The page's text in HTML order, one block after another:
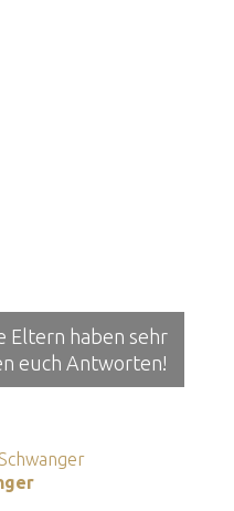
Eltern haben sehr
euch Antworten!